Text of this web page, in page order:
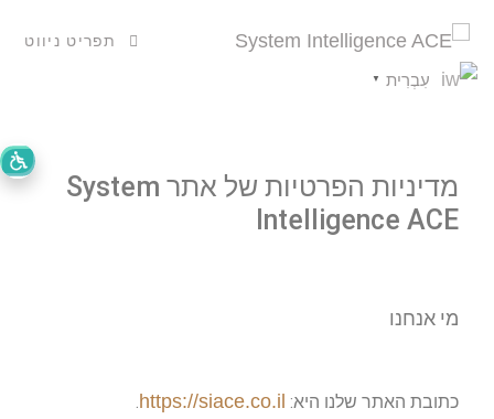
תפריט ניווט
מדיניות הפרטיות של אתר System
Intelligence ACE
מי אנחנו
כתובת האתר שלנו היא: https://siace.co.il
.
עִבְרִית ▼